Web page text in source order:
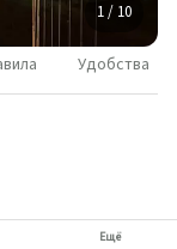
1 / 10
Удобства
Ещё